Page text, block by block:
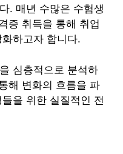
. 매년 수많은 수험생
증 취득을 통해 취업
하고자 합니다.
심층적으로 분석하
해 변화의 흐름을 파
을 위한 실질적인 전